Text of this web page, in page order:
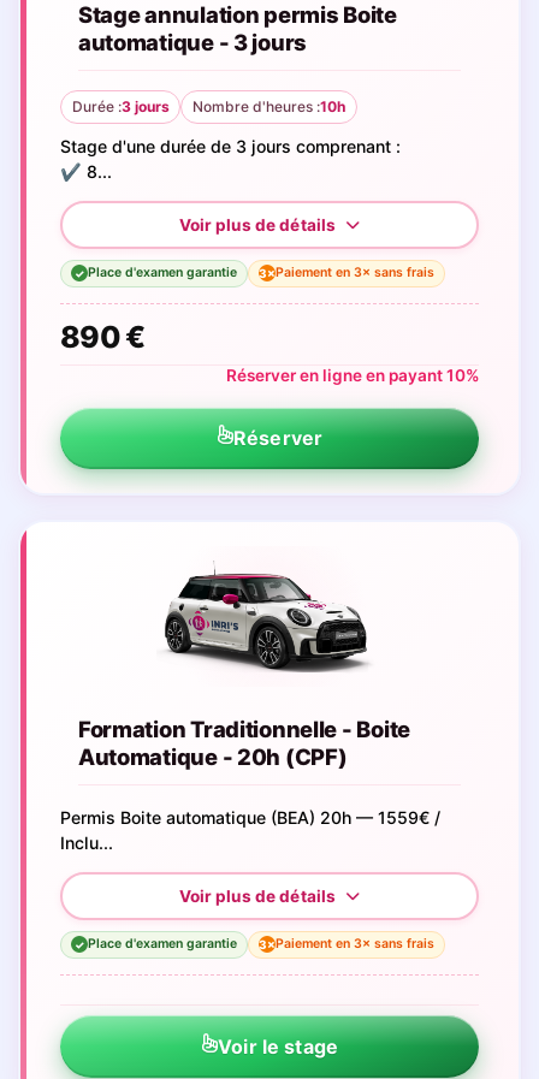
Stage annulation permis Boite
automatique - 3 jours
Durée :3 jours Nombre d'heures :10h
Stage d'une durée de 3 jours comprenant :
✔️ 8...
✓ Place d'examen garantie 3×Paiement en 3× sans frais
890 €
Réserver en ligne en payant 10%
Réserver
Formation Traditionnelle - Boite
Automatique - 20h (CPF)
Permis Boite automatique (BEA) 20h — 1559€ /
Inclu...
✓ Place d'examen garantie 3×Paiement en 3× sans frais
Voir le stage